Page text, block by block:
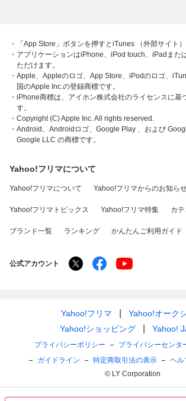
・「App Store」ボタンを押すとiTunes （外部サイト）
・アプリケーションはiPhone、iPod touch、iPadまた
ただけます。
・Apple、Appleのロゴ、App Store、iPodのロゴ、
国のApple Inc.の登録商標です。
・iPhone商標は、アイホン株式会社のライセンスに基
す。
・Copyright (C) Apple Inc. All rights reserved.
・Android、Androidロゴ、Google Play 、および
Google LLC の商標です。
Yahoo!フリマについて
Yahoo!フリマについて Yahoo!フリマからのお知ら
Yahoo!フリマトピックス Yahoo!フリマ特集 カ
ブランド一覧 ランキング かんたんご利用ガイド
公式アカウント
Yahoo!フリマ
Yahoo!オーク
Yahoo!ショッピング
Yahoo!
プライバシーポリシー プライバシーセンタ
ガイドライン
特定商取引法の表示
ヘル
© LY Corporation